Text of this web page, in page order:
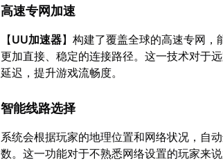
高速专网加速
【UU加速器】构建了覆盖全球的高速专网
更加直接、稳定的连接路径。这一技术对于
延迟，提升游戏流畅度。
智能线路选择
系统会根据玩家的地理位置和网络状况，自
数。这一功能对于不熟悉网络设置的玩家来